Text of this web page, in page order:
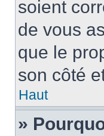
soient
de vous
que le
son côté
Haut
»